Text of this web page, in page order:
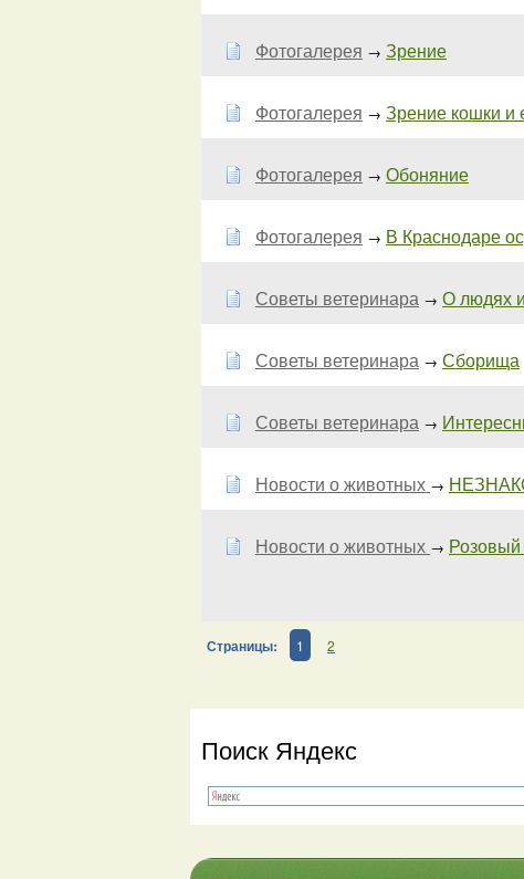
Фотогалерея → Зрение
Фотогалерея → Зрение кошки и
Фотогалерея → Обоняние
Фотогалерея → В Краснодаре
Советы ветеринара → О людях
Советы ветеринара → Сборища
Советы ветеринара →
Новости о животных →
Новости о животных →
Страницы: 1 2
Поиск Яндекс